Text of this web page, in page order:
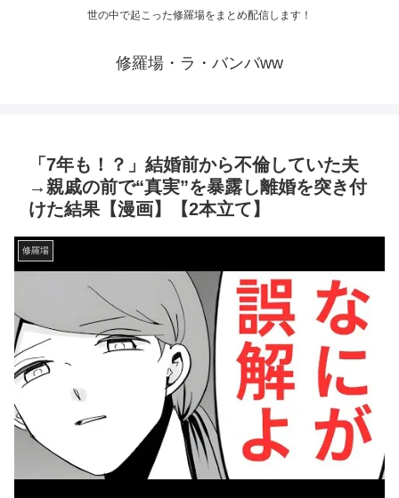
世の中で起こった修羅場をまとめ配信します！
修羅場・ラ・バンバww
「7年も！？」結婚前から不倫していた夫
→親戚の前で“真実”を暴露し離婚を突き付
けた結果【漫画】【2本立て】
修羅場